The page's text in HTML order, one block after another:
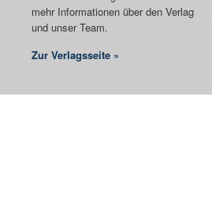
mehr Informationen über den Verlag
und unser Team.
Zur Verlagsseite »